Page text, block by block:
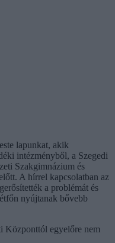
lapunkat, akik
intézményből, a Szegedi
Szakgimnázium és
A hírrel kapcsolatban az
a problémát és
nyújtanak bővebb
Központtól egyelőre nem